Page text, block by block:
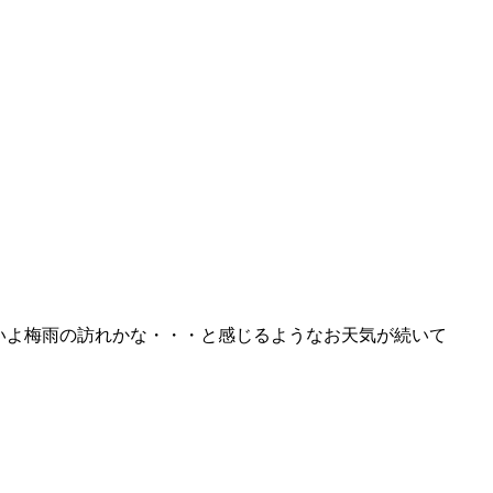
梅雨の訪れかな・・・と感じるようなお天気が続いて